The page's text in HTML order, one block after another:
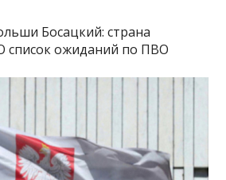
Босацкий: страна
список ожиданий по ПВО